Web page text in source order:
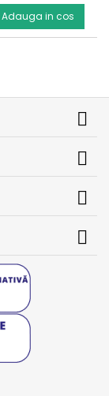
Adauga in cos



